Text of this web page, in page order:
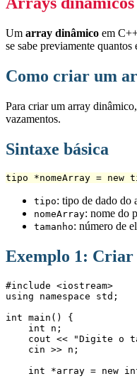
Um array dinâmico em
se sabe previamente
Como criar um
Para criar um array
vazamentos.
Sintaxe básica
tipo *nomeArray = new
tipo: tipo de dado do
nomeArray: nome do
tamanho: número de
Exemplo 1: Criar
#include <iostream>
using namespace std;
int main() {
    int n;
cout << "Digite
    cin >> n;
int *array = new